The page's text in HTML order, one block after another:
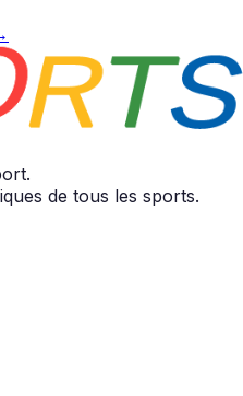
de tous les sports.